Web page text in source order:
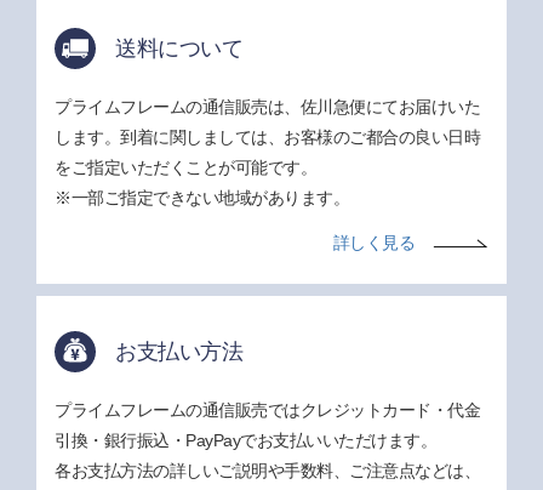
送料について
プライムフレームの通信販売は、佐川急便にてお届けいた
します。到着に関しましては、お客様のご都合の良い日時
をご指定いただくことが可能です。
※一部ご指定できない地域があります。
詳しく見る
お支払い方法
プライムフレームの通信販売ではクレジットカード・代金
引換・銀行振込・PayPayでお支払いいただけます。
各お支払方法の詳しいご説明や手数料、ご注意点などは、